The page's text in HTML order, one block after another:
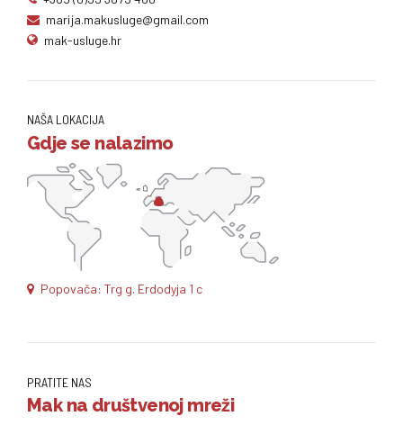
marija.makusluge@gmail.com
mak-usluge.hr
NAŠA LOKACIJA
Gdje se nalazimo
Popovača: Trg g. Erdodyja 1 c
PRATITE NAS
Mak na društvenoj mreži